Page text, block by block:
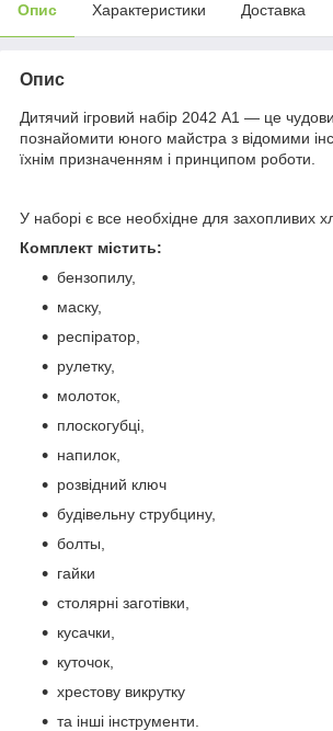
Опис Характеристики Доставка
Опис
Дитячий ігровий набір 2042 А1 — це
познайомити юного майстра з відомими
їхнім призначенням і принципом роботи.
У наборі є все необхідне для захопливих
Комплект містить:
бензопилу,
маску,
респіратор,
рулетку,
молоток,
плоскогубці,
напилок,
розвідний ключ
будівельну струбцину,
болты,
гайки
столярні заготівки,
кусачки,
куточок,
хрестову викрутку
та інші інструменти.